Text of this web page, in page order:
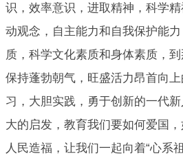
识，效率意识，进取精神，科学
动观念，自主能力和自我保护能
质，科学文化素质和身体素质，
保持蓬勃朝气，旺盛活力昂首向
习，大胆实践，勇于创新的一代
大的启发，教育我们要如何爱国
人民造福，让我们一起向着“心系